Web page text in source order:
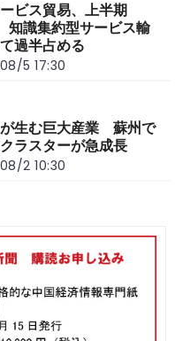
ビス貿易、上半期
識集約型サービス輸
過半占める
5 17:30
が生む巨大産業 蘇州で
ラスターが急成長
2 10:30